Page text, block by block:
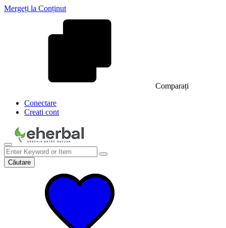
Mergeți la Conținut
Comparați
Conectare
Creati cont
Căutare